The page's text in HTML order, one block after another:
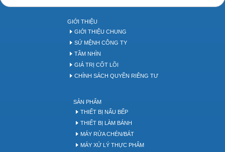
GIỚI THIỆU
GIỚI THIỆU CHUNG
SỨ MỆNH CÔNG TY
TẦM NHÌN
GIÁ TRỊ CỐT LÕI
CHÍNH SÁCH QUYỀN RIÊNG TƯ
SẢN PHẨM
THIẾT BỊ NẤU BẾP
THIẾT BỊ LÀM BÁNH
MÁY RỬA CHÉN/BÁT
MÁY XỬ LÝ THỰC PHẨM